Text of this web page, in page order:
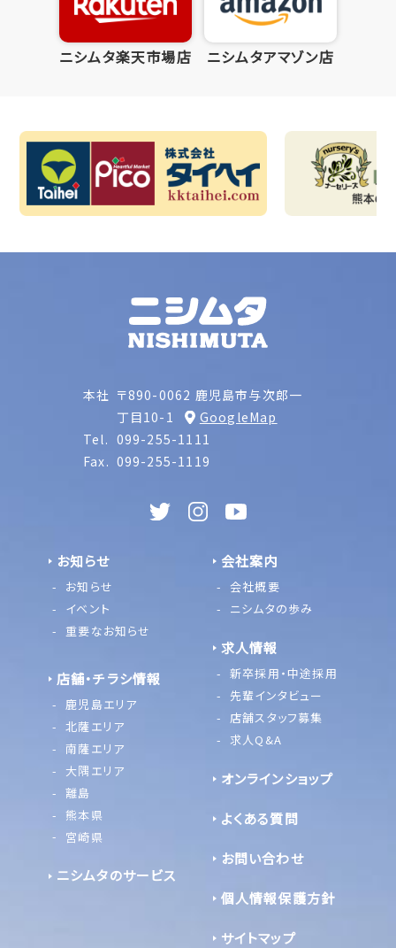
ニシムタ楽天市場店 ニシムタアマゾン店
本社 〒890-0062 鹿児島市与次郎一
丁目10-1
GoogleMap
Tel. 099-255-1111
Fax. 099-255-1119
お知らせ
お知らせ
イベント
重要なお知らせ
店舗・チラシ情報
鹿児島エリア
北薩エリア
南薩エリア
大隅エリア
離島
熊本県
宮崎県
ニシムタのサービス
会社案内
会社概要
ニシムタの歩み
求人情報
新卒採用・中途採用
先輩インタビュー
店舗スタッフ募集
求人Q&A
オンラインショップ
よくある質問
お問い合わせ
個人情報保護方針
サイトマップ